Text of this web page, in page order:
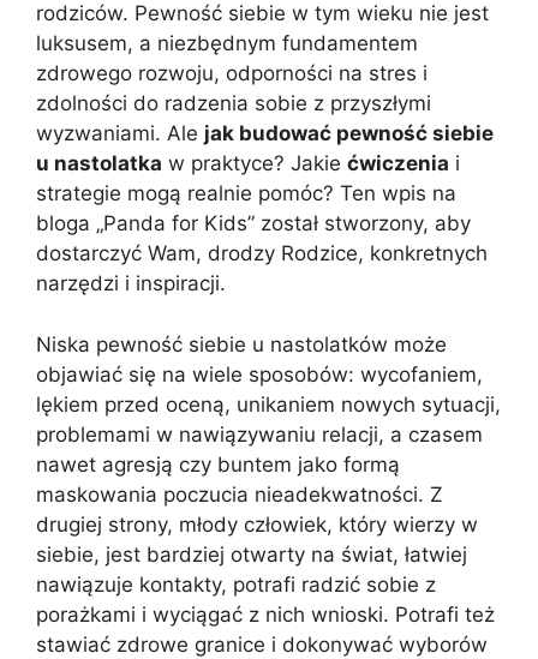
rodziców. Pewność siebie w tym wieku nie jest
luksusem, a niezbędnym fundamentem
zdrowego rozwoju, odporności na stres i
zdolności do radzenia sobie z przyszłymi
wyzwaniami. Ale jak budować pewność siebie
u nastolatka w praktyce? Jakie ćwiczenia i
strategie mogą realnie pomóc? Ten wpis na
bloga „Panda for Kids” został stworzony, aby
dostarczyć Wam, drodzy Rodzice, konkretnych
narzędzi i inspiracji.
Niska pewność siebie u nastolatków może
objawiać się na wiele sposobów: wycofaniem,
lękiem przed oceną, unikaniem nowych sytuacji,
problemami w nawiązywaniu relacji, a czasem
nawet agresją czy buntem jako formą
maskowania poczucia nieadekwatności. Z
drugiej strony, młody człowiek, który wierzy w
siebie, jest bardziej otwarty na świat, łatwiej
nawiązuje kontakty, potrafi radzić sobie z
porażkami i wyciągać z nich wnioski. Potrafi też
stawiać zdrowe granice i dokonywać wyborów